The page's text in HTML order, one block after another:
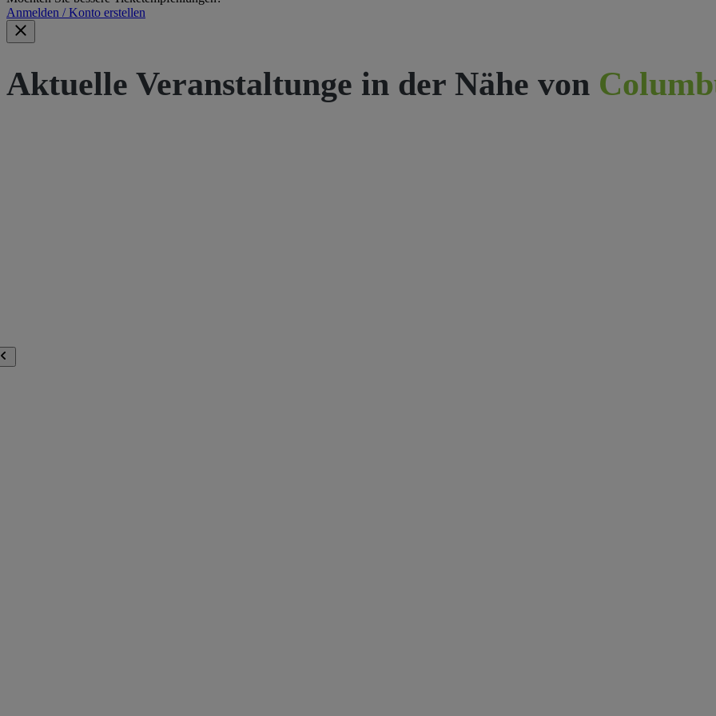
Anmelden / Konto erstellen
Aktuelle Veranstaltunge in der Nähe von